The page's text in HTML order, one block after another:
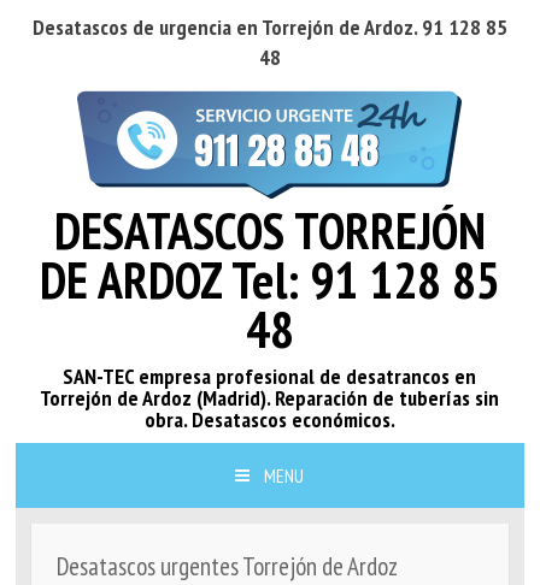
Desatascos de urgencia en Torrejón de Ardoz. 91 128 85
48
DESATASCOS TORREJÓN
DE ARDOZ Tel: 91 128 85
48
SAN-TEC empresa profesional de desatrancos en
Torrejón de Ardoz (Madrid). Reparación de tuberías sin
obra. Desatascos económicos.
MENU
Desatascos urgentes Torrejón de Ardoz